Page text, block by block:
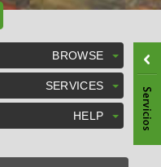
BROWSE
SERVICES
HELP